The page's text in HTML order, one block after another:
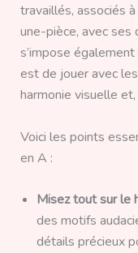
travaillés, associés
une-pièce, avec ses
s’impose
est de jouer avec
harmonie visuelle
Voici les points
en A :
Misez tout sur le
des motifs
détails précieux